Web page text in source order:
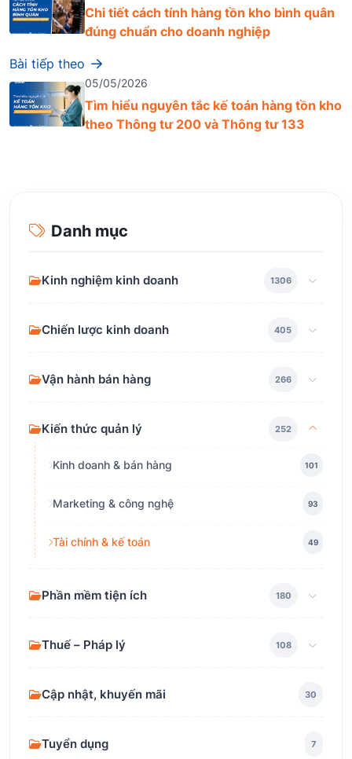
Chi tiết cách tính hàng tồn kho bình quân
đúng chuẩn cho doanh nghiệp
Bài tiếp theo
05/05/2026
Tìm hiểu nguyên tắc kế toán hàng tồn kho
theo Thông tư 200 và Thông tư 133
Danh mục
Kinh nghiệm kinh doanh 1306
Chiến lược kinh doanh 405
Vận hành bán hàng 266
Kiến thức quản lý 252
Kinh doanh & bán hàng 101
Marketing & công nghệ 93
Tài chính & kế toán 49
Phần mềm tiện ích 180
Thuế – Pháp lý 108
Cập nhật, khuyến mãi 30
Tuyển dụng 7